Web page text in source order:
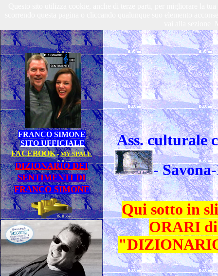
FRANCO SIMONE
SITO UFFICIALE
FACEBOOK-MY SPACE
DIZIONARIO DEI
SENTIMENTI DI
FRANCO SIMONE
Ass. culturale
-
Qui sotto in
ORARI